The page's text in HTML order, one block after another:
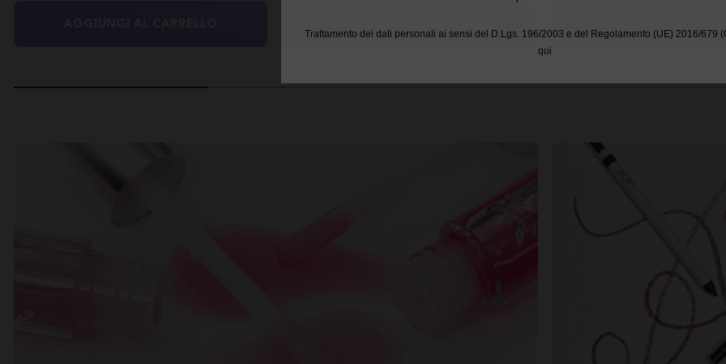
Trattamento dei dati personali ai sensi del D.Lgs. 196/2003 e del Regolamento (UE) 2016/679
qui